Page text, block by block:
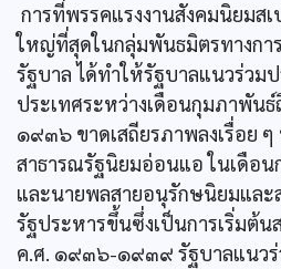
การที่พรรคแรงงานสังคมนิยมส
ใหญ่ที่สุดในกลุ่มพันธมิตรทางกา
รัฐบาล ได้ทำให้รัฐบาลแนวร่วม
ประเทศระหว่างเดือนกุมภาพัน
๑๙๓๖ ขาดเสถียรภาพลงเรื่อย
สาธารณรัฐนิยมอ่อนแอ ในเดือน
และนายพลสายอนุรักษนิยมและ
รัฐประหารขึ้นซึ่งเป็นการเริ่มต้น
ค.ศ. ๑๙๓๖-๑๙๓๙ รัฐบาลแนวร่